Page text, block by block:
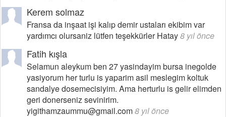
Kerem solmaz
Fransa da inşaat işi kalıp demir ustaları ekibim var
yardımcı olursaniz lütfen teşekkürler Hatay8 yıl önce
Fatih kışla
Selamun aleykum ben 27 yasindayim bursa inegolde
yasiyorum her turlu is yaparim asil meslegim koltuk
sandalye dosemecisiyim. Ama herturlu is gelir elimden
geri donerseniz sevinirim.
yigithamzaummu@gmail.com8 yıl önce